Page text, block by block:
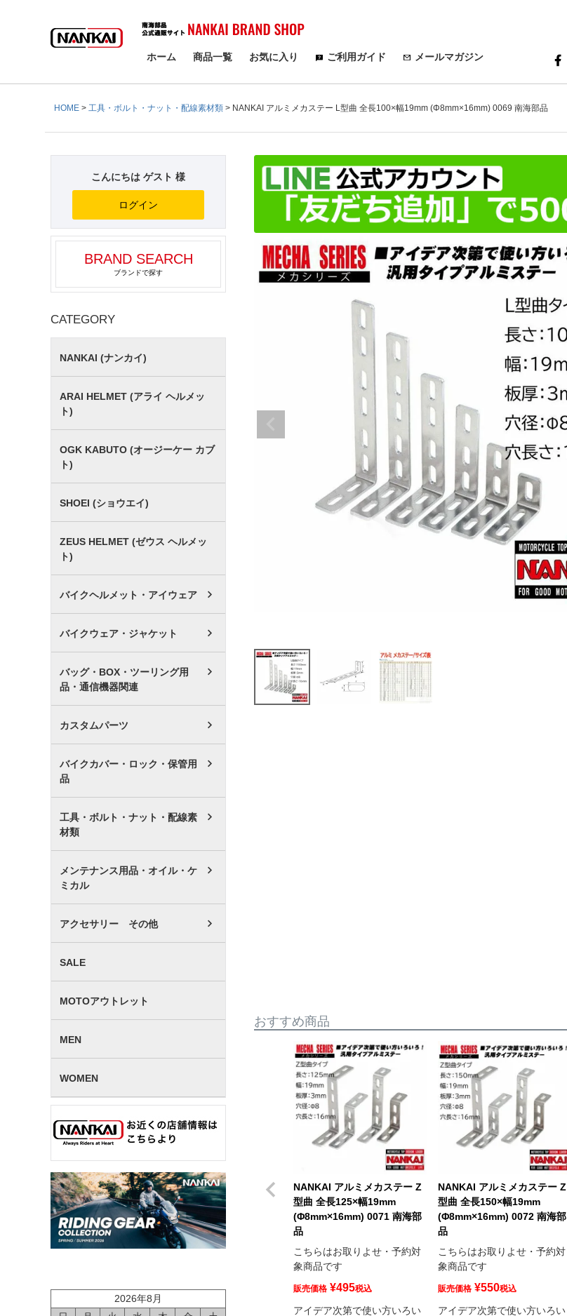
検索
ホーム 商品一覧 お気に入り ご利用ガイド メールマガジン
HOME 工具・ボルト・ナット・配線素材類 NANKAI アルミメカステー L型曲 全長100×幅19mm (Φ8mm×16mm) 0069 南海部品
こんにちは ゲスト 様
ログイン
BRAND SEARCH
ブランドで探す
CATEGORY
NANKAI (ナンカイ)
ARAI HELMET (アライ ヘルメッ
ト)
OGK KABUTO (オージーケー カブ
ト)
SHOEI (ショウエイ)
ZEUS HELMET (ゼウス ヘルメッ
ト)
バイクヘルメット・アイウェア
バイクウェア・ジャケット
バッグ・BOX・ツーリング用
品・通信機器関連
カスタムパーツ
バイクカバー・ロック・保管用
品
工具・ボルト・ナット・配線素
材類
メンテナンス用品・オイル・ケ
ミカル
アクセサリー その他
SALE
MOTOアウトレット
MEN
WOMEN
2026年8月
おすすめ商品
NANKAI アルミメカステー Z
型曲 全長125×幅19mm
(Φ8mm×16mm) 0071 南海部
品
こちらはお取りよせ・予約対
象商品です
販売価格 ¥495税込
アイデア次第で使い方いろい
NANKAI アルミメカステー Z
型曲 全長150×幅19mm
(Φ8mm×16mm) 0072 南海部
品
こちらはお取りよせ・予約対
象商品です
販売価格 ¥550税込
アイデア次第で使い方いろい